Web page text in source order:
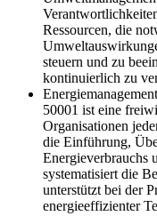
Ressourcen, die
steuern und zu
kontinuierlich zu
50001 ist eine
Organisationen
die Einführung,
Energieverbrauchs
systematisiert die
unterstützt bei der
energieeffizienter